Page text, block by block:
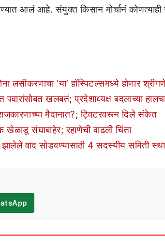
आलं आहे. संयुक्त किसान मोर्चानं कोणत्याही
लसीकरणाचा ‘या’ हॉस्पिटल्समध्ये होणार
पवारांसोबत खलबतं; प्रदेशाध्यक्ष बदलाच्या
मैदानात?; ट्विटरवरून दिले संकेत
संघाबाहेर; रहाणेची वाढली चिंता
झालेले वाद सोडवण्यासाठी 4 सदस्यीय समिती